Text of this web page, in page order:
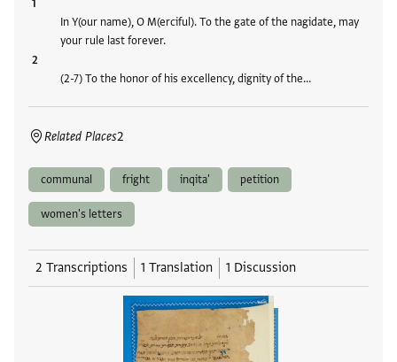
In Y(our name), O M(erciful). To the gate of the nagidate, may
your rule last forever.
(2-7) To the honor of his excellency, dignity of the…
Related Places2
communal fright inqita' petition
women's letters
2 Transcriptions 1 Translation 1 Discussion